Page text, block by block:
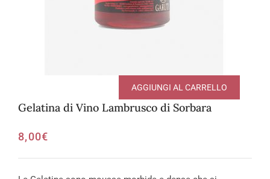
Gelatina di Vino Lambrusco di Sorbara
8,00€
AGGIUNGI AL CARRELLO